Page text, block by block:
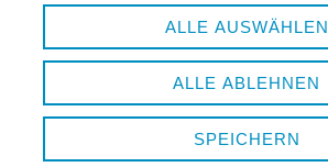
ALLE AUSWÄHLEN
ALLE ABLEHNEN
SPEICHERN